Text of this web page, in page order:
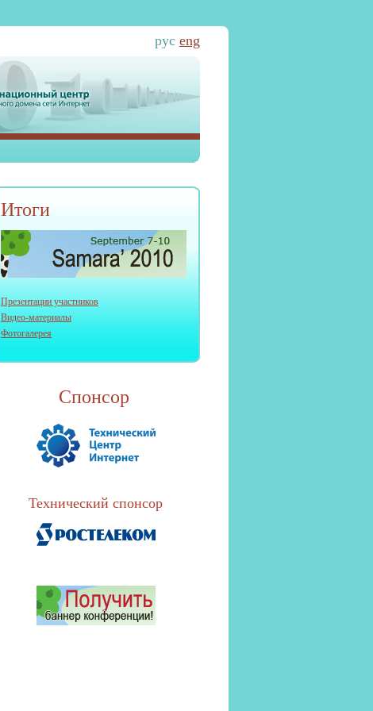
рус eng
Итоги
Презентации участников
Видео-материалы
Фотогалерея
Спонсор
Технический спонсор